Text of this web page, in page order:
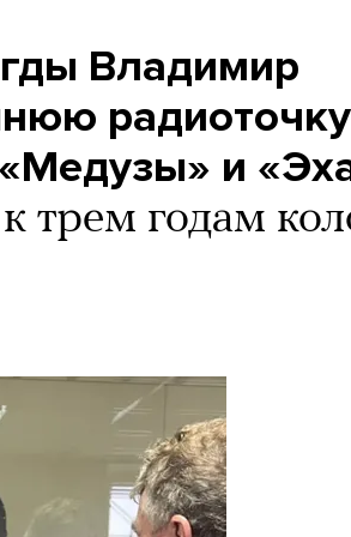
Владимир
и
трем годам